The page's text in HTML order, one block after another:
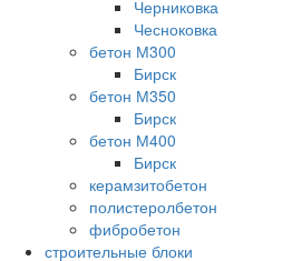
Черниковка
Чесноковка
бетон М300
Бирск
бетон М350
Бирск
бетон М400
Бирск
керамзитобетон
полистеролбетон
фибробетон
строительные блоки